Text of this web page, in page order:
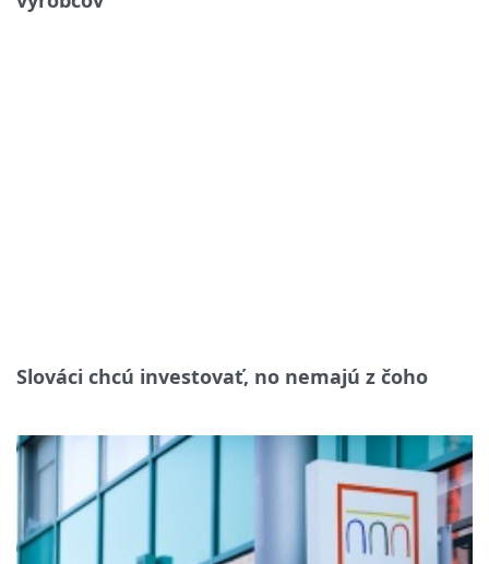
Slováci chcú investovať, no nemajú z čoho